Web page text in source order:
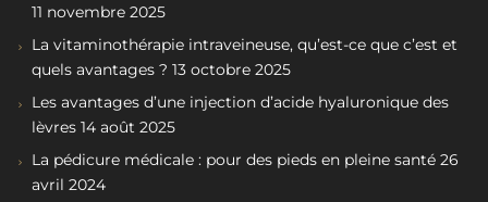
11 novembre 2025
La vitaminothérapie intraveineuse, qu’est-ce que c’est et
quels avantages ? 13 octobre 2025
Les avantages d’une injection d’acide hyaluronique des
lèvres 14 août 2025
La pédicure médicale : pour des pieds en pleine santé 26
avril 2024